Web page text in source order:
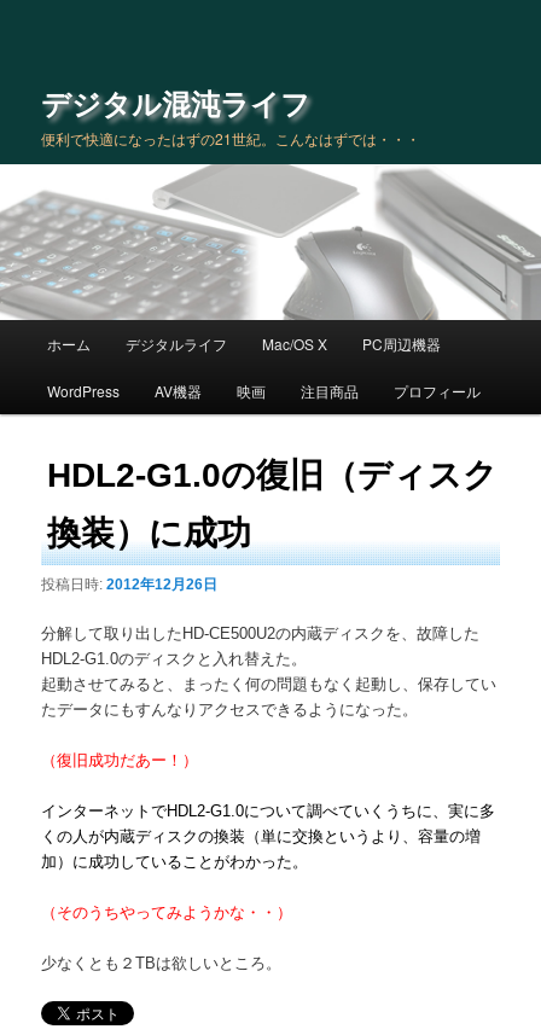
デジタル混沌ライフ
便利で快適になったはずの21世紀。こんなはずでは・・・
メインコンテンツへ移動
サブコンテンツへ移動
ホーム デジタルライフ Mac/OS X PC周辺機器
WordPress AV機器 映画 注目商品 プロフィール
HDL2-G1.0の復旧（ディスク
換装）に成功
投稿日時:2012年12月26日
分解して取り出したHD-CE500U2の内蔵ディスクを、故障した
HDL2-G1.0のディスクと入れ替えた。
起動させてみると、まったく何の問題もなく起動し、保存してい
たデータにもすんなりアクセスできるようになった。
（復旧成功だあー！）
インターネットでHDL2-G1.0について調べていくうちに、実に多
くの人が内蔵ディスクの換装（単に交換というより、容量の増
加）に成功していることがわかった。
（そのうちやってみようかな・・）
少なくとも２TBは欲しいところ。